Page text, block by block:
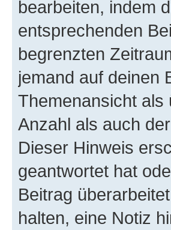
bearbeiten, indem
entsprechenden
begrenzten
jemand auf deinen
Themenansicht als
Anzahl als auch
Dieser Hinweis
geantwortet hat
Beitrag
halten, eine Notiz